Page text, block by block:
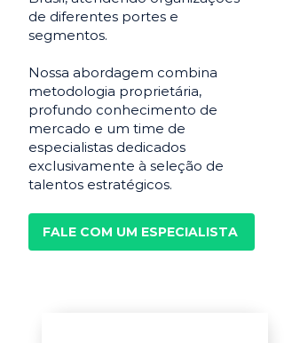
de diferentes portes e
segmentos.
Nossa abordagem combina
metodologia proprietária,
profundo conhecimento de
mercado e um time de
especialistas dedicados
exclusivamente à seleção de
talentos estratégicos.
FALE COM UM ESPECIALISTA